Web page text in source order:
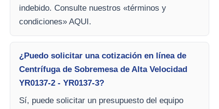
indebido. Consulte nuestros «términos y
condiciones» AQUI.
¿Puedo solicitar una cotización en línea de
Centrífuga de Sobremesa de Alta Velocidad
YR0137-2 - YR0137-3?
Sí, puede solicitar un presupuesto del equipo